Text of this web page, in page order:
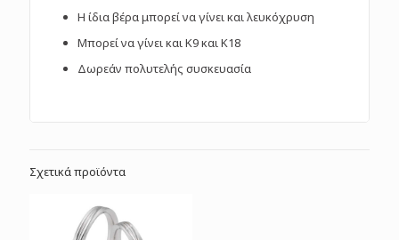
Η ίδια βέρα μπορεί να γίνει και λευκόχρυση
Μπορεί να γίνει και Κ9 και Κ18
Δωρεάν πολυτελής συσκευασία
Σχετικά προϊόντα